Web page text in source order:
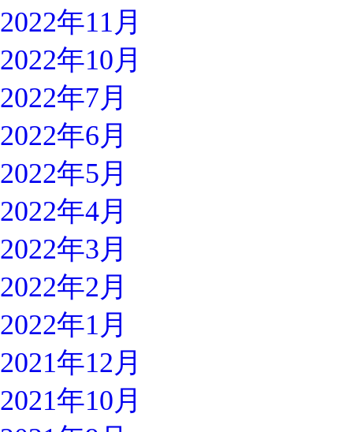
2022年11月
2022年10月
2022年7月
2022年6月
2022年5月
2022年4月
2022年3月
2022年2月
2022年1月
2021年12月
2021年10月